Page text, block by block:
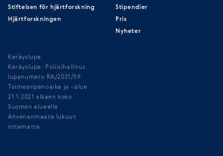
Stiftelsen för hjärtforskning
Hjärtforskningen
Stipendier
Pris
Nyheter
Keräyslupa
Keräyslupa: Poliisihallitus
lupanumero RA/2021/59.
Toimeenpanoaika ja -alue
21.1.2021 alkaen koko
Suomen alueella
Ahvenanmaata lukuun
ottamatta.